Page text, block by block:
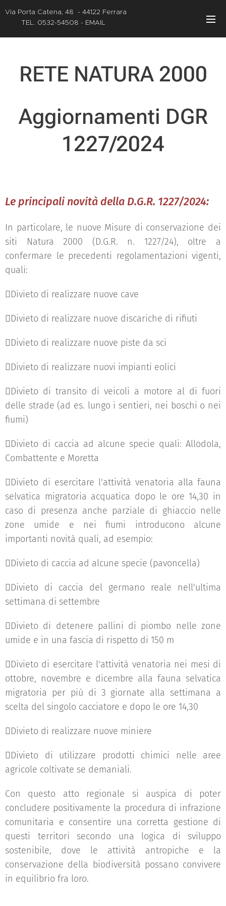
Via Porta Catena, 48 - 44122 Ferrara
TEL. 0532-54508 - EMAIL
RETE NATURA 2000
Aggiornamenti DGR
1227/2024
Le principali novità della D.G.R. 1227/2024:
In particolare, le nuove Misure di conservazione dei
siti Natura 2000 (D.G.R. n. 1227/24), oltre a
confermare le precedenti regolamentazioni vigenti,
quali:
Divieto di realizzare nuove cave
Divieto di realizzare nuove discariche di rifiuti
Divieto di realizzare nuove piste da sci
Divieto di realizzare nuovi impianti eolici
Divieto di transito di veicoli a motore al di fuori
delle strade (ad es. lungo i sentieri, nei boschi o nei
fiumi)
Divieto di caccia ad alcune specie quali: Allodola,
Combattente e Moretta
Divieto di esercitare l'attività venatoria alla fauna
selvatica migratoria acquatica dopo le ore 14,30 in
caso di presenza anche parziale di ghiaccio nelle
zone umide e nei fiumi introducono alcune
importanti novità quali, ad esempio:
Divieto di caccia ad alcune specie (pavoncella)
Divieto di caccia del germano reale nell'ultima
settimana di settembre
Divieto di detenere pallini di piombo nelle zone
umide e in una fascia di rispetto di 150 m
Divieto di esercitare l'attività venatoria nei mesi di
ottobre, novembre e dicembre alla fauna selvatica
migratoria per più di 3 giornate alla settimana a
scelta del singolo cacciatore e dopo le ore 14,30
Divieto di realizzare nuove miniere
Divieto di utilizzare prodotti chimici nelle aree
agricole coltivate se demaniali.
Con questo atto regionale si auspica di poter
concludere positivamente la procedura di infrazione
comunitaria e consentire una corretta gestione di
questi territori secondo una logica di sviluppo
sostenibile, dove le attività antropiche e la
conservazione della biodiversità possano convivere
in equilibrio fra loro.